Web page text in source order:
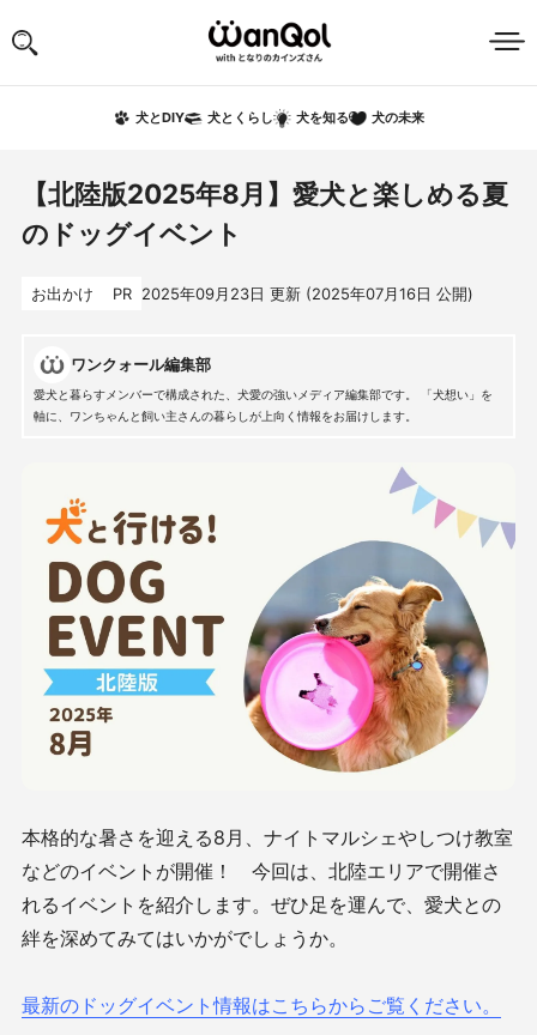
犬とDIY 犬とくらし 犬を知る 犬の未来
【北陸版2025年8月】愛犬と楽しめる夏
のドッグイベント
お出かけ PR 2025年09月23日 更新 (2025年07月16日 公開)
ワンクォール編集部
愛犬と暮らすメンバーで構成された、犬愛の強いメディア編集部です。 「犬想い」を
軸に、ワンちゃんと飼い主さんの暮らしが上向く情報をお届けします。
本格的な暑さを迎える8月、ナイトマルシェやしつけ教室
などのイベントが開催！ 今回は、北陸エリアで開催さ
れるイベントを紹介します。ぜひ足を運んで、愛犬との
絆を深めてみてはいかがでしょうか。
最新のドッグイベント情報はこちらからご覧ください。